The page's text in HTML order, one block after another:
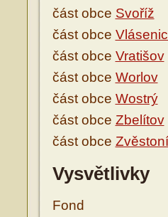
část obce Svoříž
část obce
část obce Vratišov
část obce Worlov
část obce Wostrý
část obce Zbelítov
část obce
Vysvětlivky
Fond